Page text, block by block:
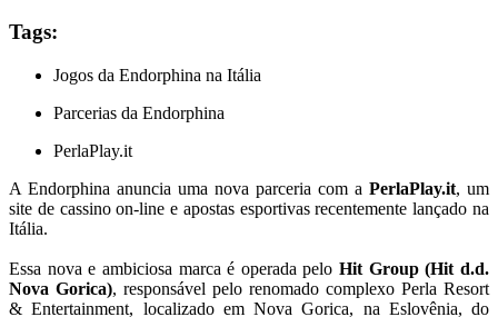
Tags:
Jogos da Endorphina na Itália
Parcerias da Endorphina
PerlaPlay.it
A Endorphina anuncia uma nova parceria com a PerlaPlay.it, um
site de cassino on-line e apostas esportivas recentemente lançado na
Itália.
Essa nova e ambiciosa marca é operada peloHit Group (Hit d.d.
Nova Gorica), responsável pelo renomado complexo Perla Resort
& Entertainment, localizado em Nova Gorica, na Eslovênia, do